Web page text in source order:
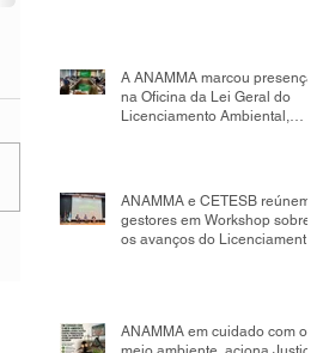
A ANAMMA marcou presença
na Oficina da Lei Geral do
Licenciamento Ambiental,
com o fortalecimento da
gestão ambiental
ANAMMA e CETESB reúnem
gestores em Workshop sobre
os avanços do Licenciamento
ANAMMA em cuidado com o